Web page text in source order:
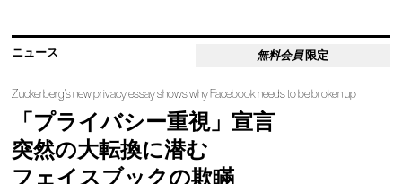
ニュース 無料会員 限定
Zuckerberg’s new privacy essay shows why Facebook needs to be broken up
「プライバシー重視」宣言
突然の大転換に潜む
フェイスブックの欺瞞